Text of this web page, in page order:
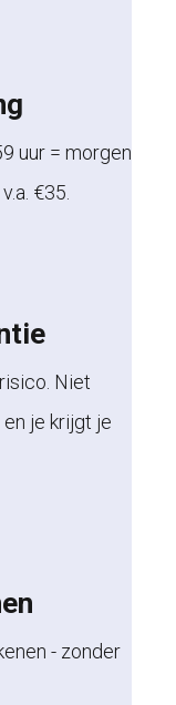
uur = morgen
€35.
Niet
je krijgt je
- zonder